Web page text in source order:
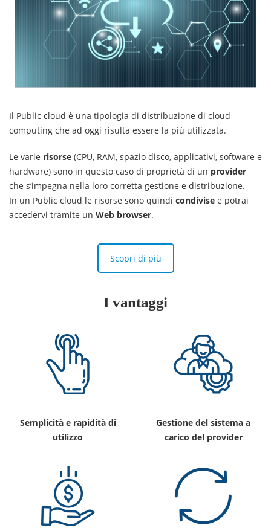
Il Public cloud è una tipologia di distribuzione di cloud
computing che ad oggi risulta essere la più utilizzata.
Le varie risorse (CPU, RAM, spazio disco, applicativi, software e
hardware) sono in questo caso di proprietà di un provider
che s’impegna nella loro corretta gestione e distribuzione.
In un Public cloud le risorse sono quindi condivise e potrai
accedervi tramite un Web browser.
Scopri di più
I vantaggi
Semplicità e rapidità di
utilizzo
Gestione del sistema a
carico del provider